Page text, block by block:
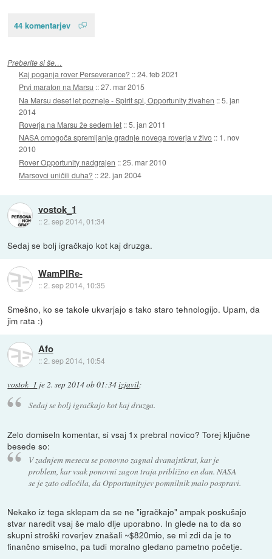
44 komentarjev
Preberite si še…
Kaj poganja rover Perseverance? ::24. feb 2021
Prvi maraton na Marsu ::27. mar 2015
Na Marsu deset let pozneje - Spirit spi, Opportunity živahen ::5. jan
2014
Roverja na Marsu že sedem let ::5. jan 2011
NASA omogoča spremljanje gradnje novega roverja v živo :: 1. nov
2010
Rover Opportunity nadgrajen ::25. mar 2010
Marsovci uničili duha? ::22. jan 2004
vostok_1
::2. sep 2014, 01:34
Sedaj se bolj igračkajo kot kaj druzga.
WamPIRe-
::2. sep 2014, 10:35
Smešno, ko se takole ukvarjajo s tako staro tehnologijo. Upam, da
jim rata :)
Afo
::2. sep 2014, 10:54
vostok_1 je2. sep 2014 ob 01:34izjavil:
Sedaj se bolj igračkajo kot kaj druzga.
Zelo domiseln komentar, si vsaj 1x prebral novico? Torej ključne
besede so:
V zadnjem mesecu se ponovno zagnal dvanajstkrat, kar je
problem, kar vsak ponovni zagon traja približno en dan. NASA
se je zato odločila, da Opportunityjev pomnilnik malo pospravi.
Nekako iz tega sklepam da se ne "igračkajo" ampak poskušajo
stvar naredit vsaj še malo dlje uporabno. In glede na to da so
skupni stroški roverjev znašali ~$820mio, se mi zdi da je to
finančno smiselno, pa tudi moralno gledano pametno početje.